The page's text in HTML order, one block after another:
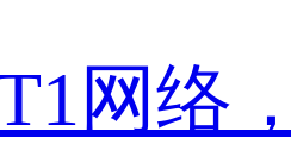
网络